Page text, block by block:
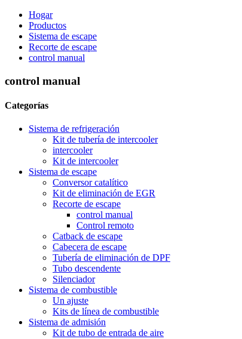
Hogar
Productos
Sistema de escape
Recorte de escape
control manual
control manual
Categorías
Sistema de refrigeración
Kit de tubería de intercooler
intercooler
Kit de intercooler
Sistema de escape
Conversor catalítico
Kit de eliminación de EGR
Recorte de escape
control manual
Control remoto
Catback de escape
Cabecera de escape
Tubería de eliminación de DPF
Tubo descendente
Silenciador
Sistema de combustible
Un ajuste
Kits de línea de combustible
Sistema de admisión
Kit de tubo de entrada de aire